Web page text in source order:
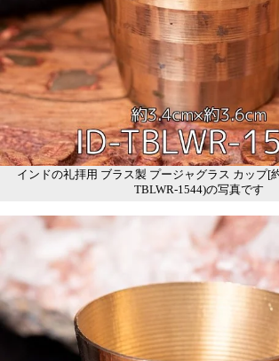
インドの礼拝用 ブラス製 プージャグラス カップ[
TBLWR-1544)の写真です